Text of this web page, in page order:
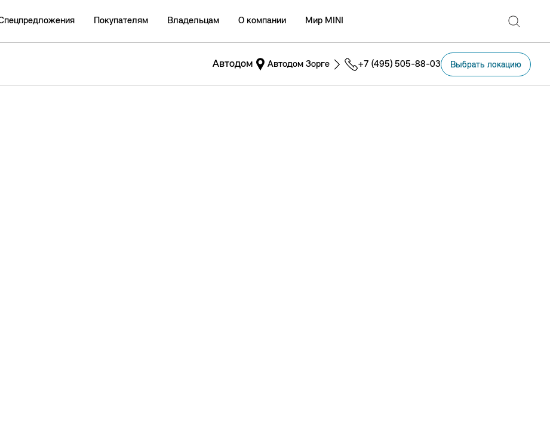
Автодом Выбрать локацию
Автодом Зорге +7 (495) 505-88-03
Покупателям Владельцам О компании Мир MINI